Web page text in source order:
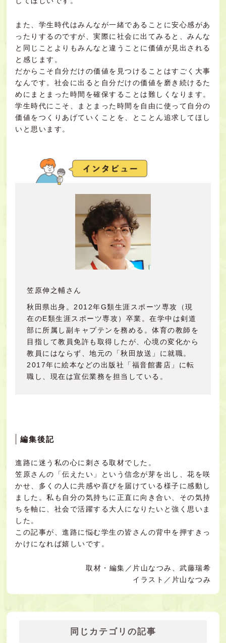
また、学生時代はみんなが一緒であることに安心感があ
ったりするのですが、実際に社会に出てみると、みんな
と同じことよりもみんなと違うことに価値が見出される
と感じます。
だからこそ自分だけの価値を見つけることはすごく大事
なんです。社会に出ると自分だけの価値を磨き続けるた
めにまとまった時間を確保することは難しくなります。
学生時代にこそ、まとまった時間を自由に使って自分の
価値をつくりあげていくことを、とことん追求してほし
いと思います。
笠原伸之輔さん
秋田県出身。2012年G類生涯スポーツ専攻（現
在のE類生涯スポーツ専攻）卒業。在学中は剣道
部に所属し副キャプテンを務める。体育の教師を
目指して教員免許も取得したが、心境の変化から
教員にはならず、地元の「秋田放送」に就職。
2017年に絵本などの出版社「福音館書店」に転
職し、現在は宣伝業務を担当している。
編集後記
進路に迷う私の心に刺さる取材でした。
笠原さんの「伝えたい」という信念が芽を出し、花を咲
かせ、多くの人に共感や喜びを届けている様子に感動し
ました。私も自分の気持ちに正直に向き合い、その気持
ちを軸に、社会で活躍する大人になりたいと強く思いま
した。
この記事が、進路に悩む学生の皆さんの背中を押すきっ
かけになれば嬉しいです。
取材・編集／片山なつみ、武藤瑞希
イラスト／片山なつみ
同じカテゴリの記事